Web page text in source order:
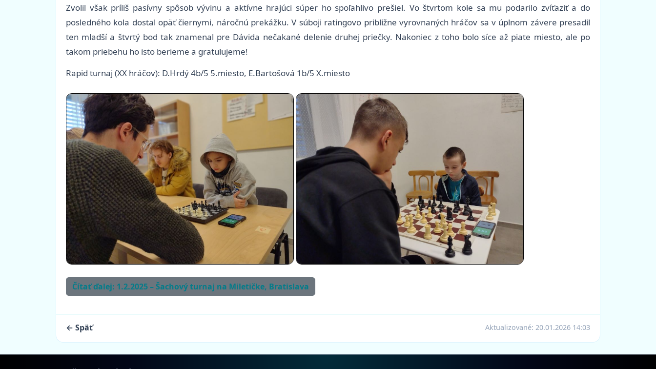
Zvolil však príliš pasívny spôsob vývinu a aktívne hrajúci súper ho spoľahlivo prešiel. Vo štvrtom kole sa mu podarilo zvíťaziť a do
posledného kola dostal opäť čiernymi, náročnú prekážku. V súboji ratingovo približne vyrovnaných hráčov sa v úplnom závere presadil
ten mladší a štvrtý bod tak znamenal pre Dávida nečakané delenie druhej priečky. Nakoniec z toho bolo síce až piate miesto, ale po
takom priebehu ho isto berieme a gratulujeme!
Rapid turnaj (XX hráčov): D.Hrdý 4b/5 5.miesto, E.Bartošová 1b/5 X.miesto
Čítať ďalej: 1.2.2025 – Šachový turnaj na Miletičke, Bratislava
← Späť Aktualizované: 20.01.2026 14:03